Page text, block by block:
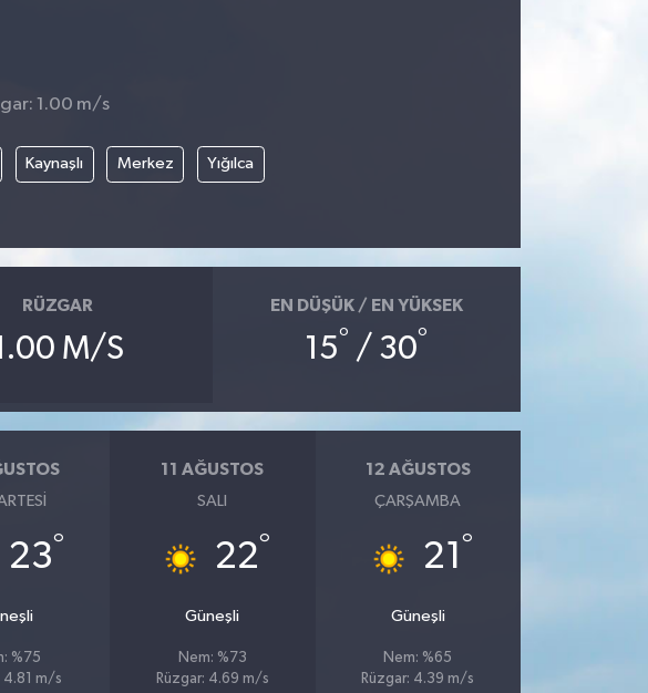
1.00 m/s
Kaynaşlı Merkez Yığılca
RÜZGAR
M/S
EN DÜŞÜK / EN YÜKSEK
15° / 30°
23°
%75
4.81 m/s
11 AĞUSTOS
SALI
22°
Güneşli
Nem: %73
Rüzgar: 4.69 m/s
12 AĞUSTOS
ÇARŞAMBA
21 °
Güneşli
Nem: %65
Rüzgar: 4.39 m/s